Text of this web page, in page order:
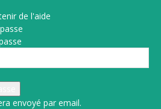
de l'aide
envoyé par email.